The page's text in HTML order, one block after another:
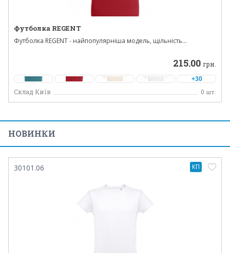
Футболка REGENT
Футболка REGENT - найпопулярніша модель, щільність...
215.00 грн.
+30
Склад Київ 0 шт.
НОВИНКИ
30101.06 КП